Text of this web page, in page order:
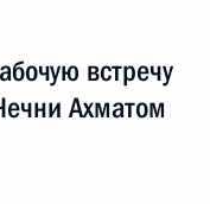
встречу
Ахматом